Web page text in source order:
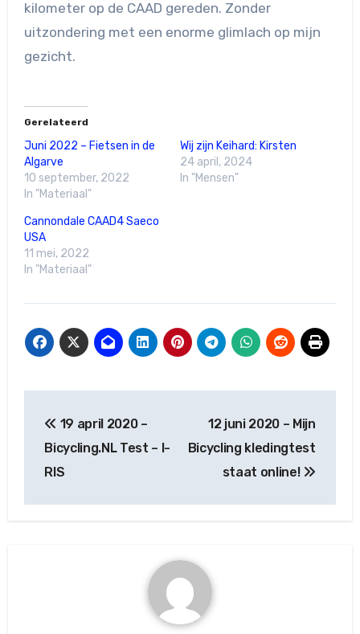
kilometer op de CAAD gereden. Zonder
uitzondering met een enorme glimlach op mijn
gezicht.
Gerelateerd
Juni 2022 – Fietsen in de
Algarve
10 september, 2022
In "Materiaal"
Wij zijn Keihard: Kirsten
24 april, 2024
In "Mensen"
Cannondale CAAD4 Saeco
USA
11 mei, 2022
In "Materiaal"
19 april 2020 –
Bicycling.NL Test – I-
RIS
12 juni 2020 – Mijn
Bicycling kledingtest
staat online!